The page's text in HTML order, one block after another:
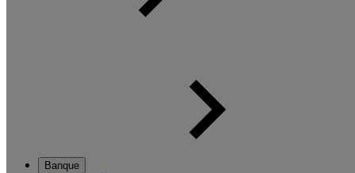
Banque